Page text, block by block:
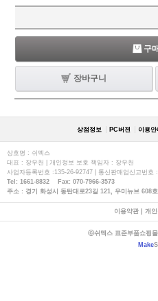
구
장바구니
상점정보 PC버젼 이용안
상호명 : 쉬멕스
대표 : 장우천 | 개인정보 보호 책임자 : 장우천
사업자등록번호 :135-26-92747 | 통신판매업신고번호
Tel: 1661-8832 Fax: 070-7966-3573
주소 : 경기 화성시 동탄대로23길 121, 우미뉴브 608
이용약관| 개인
ⓒ쉬멕스 표준부품쇼핑
Make